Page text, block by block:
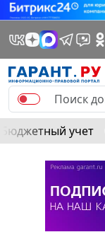
Бюджетный учет